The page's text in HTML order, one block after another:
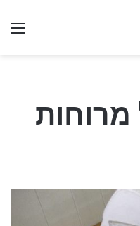
מרוחות